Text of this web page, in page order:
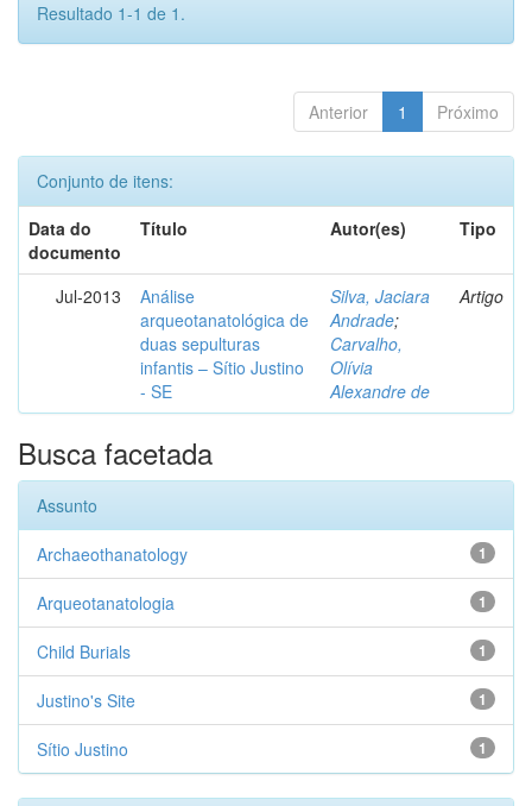
Resultado 1-1 de 1.
Anterior 1 Próximo
Conjunto de itens:
Data do
documento
Título Autor(es) Tipo
Jul-2013
Análise
arqueotanatológica de
duas sepulturas
infantis – Sítio Justino
- SE
Silva, Jaciara
Andrade;
Carvalho,
Olívia
Alexandre de
Artigo
Busca facetada
Assunto
1
Archaeothanatology
1
Arqueotanatologia
1
Child Burials
1
Justino's Site
1
Sítio Justino